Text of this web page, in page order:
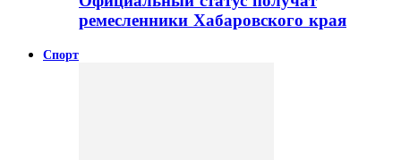
ремесленники Хабаровского края
Спорт